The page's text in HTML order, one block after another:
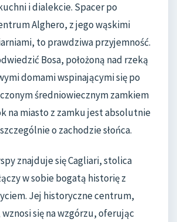
i dialekcie. Spacer po
Alghero, z jego wąskimi
to prawdziwa przyjemność.
Bosa, położoną nad rzeką
domami wspinającymi się po
średniowiecznym zamkiem
na miasto z zamku jest absolutnie
o zachodzie słońca.
znajduje się Cagliari, stolica
w sobie bogatą historię z
Jej historyczne centrum,
się na wzgórzu, oferując